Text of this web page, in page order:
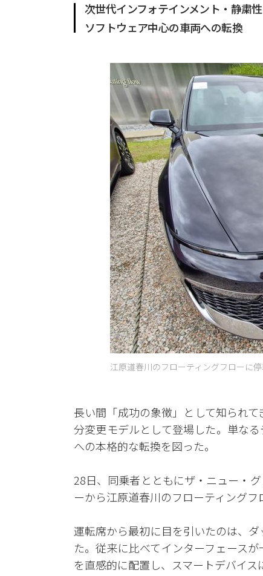
次世代インフォテインメント・静粛
ソフトウェア中心の車両への転換
江原道春川のフローティングフローに
長い間「成功の象徴」として知られ
分変更モデルとして登場した。単な
への本格的な転換を図った。
28日、同乗者とともにザ・ニュー・
ーから江原道春川のフローティングフ
運転席から最初に目を引いたのは、
た。従来に比べてインターフェース
を直感的に配置し、スマートデバイス